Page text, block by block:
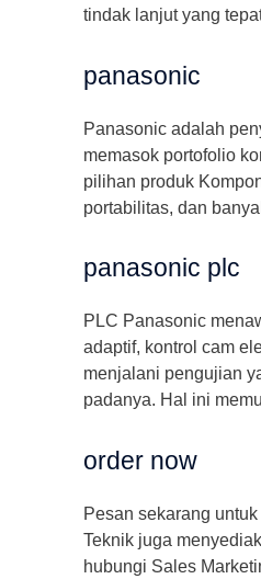
tindak lanjut yang
panasonic
Panasonic adalah
memasok portofolio
pilihan produk
portabilitas, dan
panasonic plc
PLC Panasonic
adaptif, kontrol cam
menjalani pengujian
padanya. Hal ini
order now
Pesan sekarang
Teknik juga
hubungi Sales